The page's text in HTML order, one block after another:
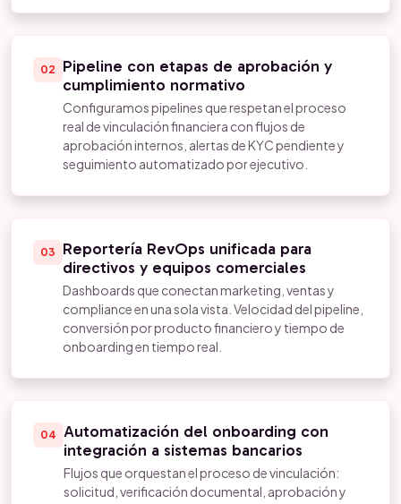
02
Pipeline con etapas de aprobación y
cumplimiento normativo
Configuramos pipelines que respetan el proceso
real de vinculación financiera con flujos de
aprobación internos, alertas de KYC pendiente y
seguimiento automatizado por ejecutivo.
03
Reportería RevOps unificada para
directivos y equipos comerciales
Dashboards que conectan marketing, ventas y
compliance en una sola vista. Velocidad del pipeline,
conversión por producto financiero y tiempo de
onboarding en tiempo real.
04 Automatización del onboarding con
integración a sistemas bancarios
Flujos que orquestan el proceso de vinculación:
solicitud, verificación documental, aprobación y